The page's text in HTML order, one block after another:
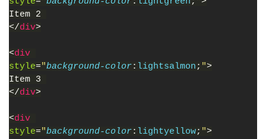
Item 2
</div>
<div
style="background-color: lightsalmon ; ">
Item 3
</div>
<div
style="background-color: lightyellow; ">